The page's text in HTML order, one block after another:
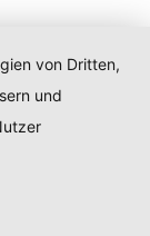
von Dritten,
und